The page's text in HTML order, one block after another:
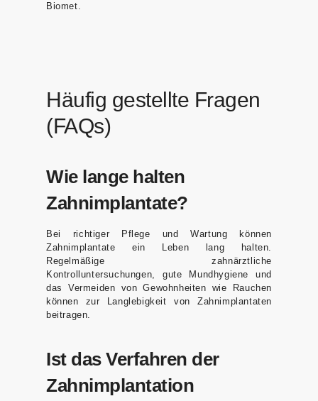
Biomet.
Häufig gestellte Fragen
(FAQs)
Wie lange halten
Zahnimplantate?
Bei richtiger Pflege und Wartung können
Zahnimplantate ein Leben lang halten.
Regelmäßige zahnärztliche
Kontrolluntersuchungen, gute Mundhygiene und
das Vermeiden von Gewohnheiten wie Rauchen
können zur Langlebigkeit von Zahnimplantaten
beitragen.
Ist das Verfahren der
Zahnimplantation